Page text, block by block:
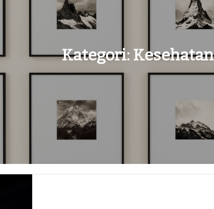
Kategori: Kesehatan